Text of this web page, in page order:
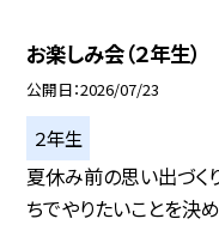
お楽しみ会（２年生）
公開日 2026/07/23
２年生
夏休み前の思い出づく
ちでやりたいことを決